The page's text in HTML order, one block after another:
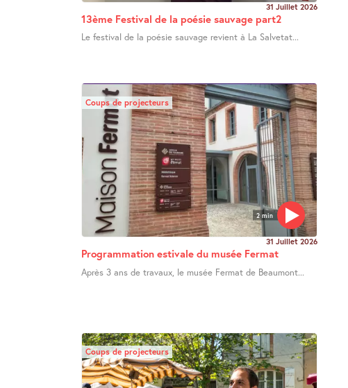
31 Juillet 2026
13ème Festival de la poésie sauvage part2
Le festival de la poésie sauvage revient à La Salvetat...
2 min
Coups de projecteurs
31 Juillet 2026
Programmation estivale du musée Fermat
Après 3 ans de travaux, le musée Fermat de Beaumont...
Coups de projecteurs